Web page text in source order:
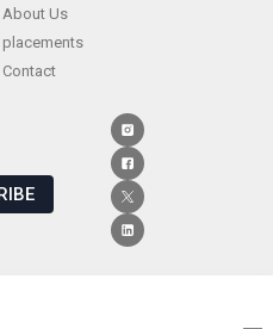
About Us
placements
Contact